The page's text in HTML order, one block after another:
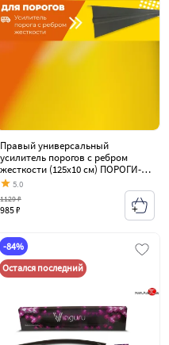
Правый универсальный
усилитель порогов с ребром
жесткости (125х10 см) ПОРОГИ-
АВТО Honda CR-V
дорестайлинг (2007-2010)
5.0
985 ₽
1129 ₽
-84%
Остался последний